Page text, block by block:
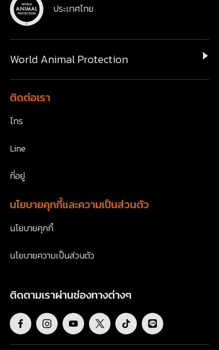
ประเทศไทย
World Animal Protection
ติดต่อเรา
โทร
Line
ที่อยู่
นโยบายคุกกี้และความเป็นส่วนตัว
นโยบายคุกกี้
นโยบายความเป็นส่วนตัว
ติดตามเราผ่านช่องทางต่างๆ